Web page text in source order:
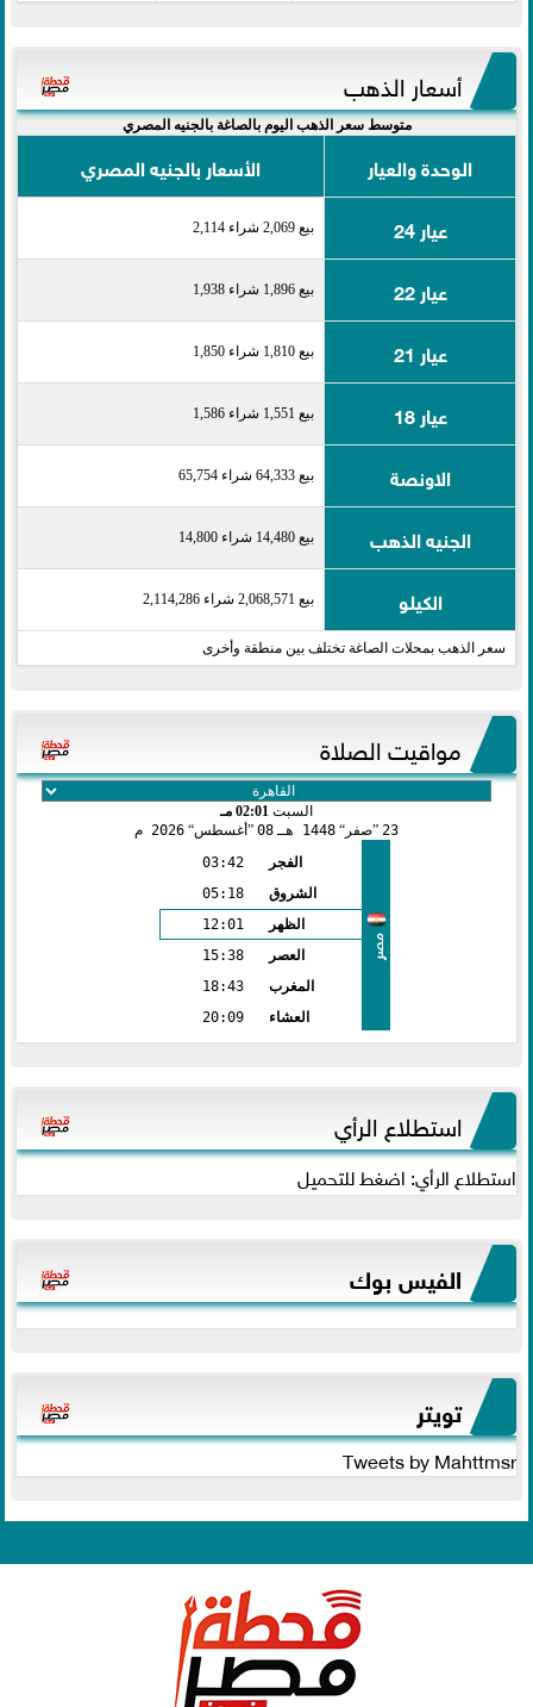
أسعار الذهب
متوسط سعر الذهب اليوم بالصاغة بالجنيه المصري
الوحدة والعيار
الأسعار بالجنيه المصري
عيار 24
بيع 2,069 شراء 2,114
عيار 22 بيع 1,896 شراء 1,938
عيار 21 بيع 1,810 شراء 1,850
عيار 18 بيع 1,551 شراء 1,586
الاونصة بيع 64,333 شراء 65,754
الجنيه الذهب بيع 14,480 شراء 14,800
الكيلو بيع 2,068,571 شراء 2,114,286
سعر الذهب بمحلات الصاغة تختلف بين منطقة وأخرى
مواقيت الصلاة
السبت 02:01 مـ
23 صفر 1448 هـ 08 أغسطس 2026 م
مصر
الفجر
03:42
الشروق
05:18
الظهر
12:01
العصر
15:38
المغرب
18:43
العشاء
20:09
استطلاع الرأي
استطلاع الرأي: اضغط للتحميل
الفيس بوك
تويتر
Tweets by Mahttmsr